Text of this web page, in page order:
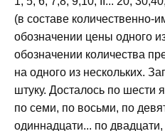
(в составе количественно-
обозначении цены одного
обозначении количества
на одного из нескольких.
штуку. Досталось по шести
по семи, по восьми, по
одиннадцати... по